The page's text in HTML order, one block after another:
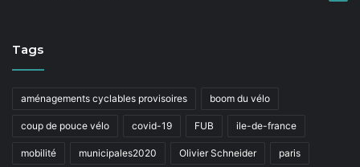
Tags
aménagements cyclables provisoires boom du vélo
coup de pouce vélo covid-19 FUB ile-de-france
mobilité municipales2020 Olivier Schneider paris